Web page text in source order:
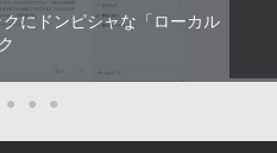
習まんが 世界の歴史 新装版
学館 ]
クにドンピシャな「ローカル
● ● ●